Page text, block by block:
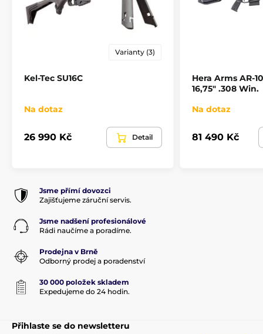
Typ zbraně puška samonabíjecí
Varianty (3)
Kel-Tec SU16C
Na dotaz
26 990 Kč Detail
Hera Arms AR-
16,75" .308 Win.
Na dotaz
81 490 Kč
Jsme přímí dovozci
Zajišťujeme záruční servis.
Jsme nadšení profesionálové
Rádi naučíme a poradíme.
Prodejna v Brně
Odborný prodej a poradenství
30 000 položek skladem
Expedujeme do 24 hodin.
Přihlaste se do newsletteru